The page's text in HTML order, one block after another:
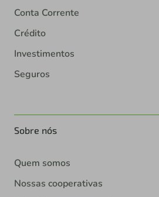
Conta Corrente
Crédito
Investimentos
Seguros
Sobre nós
Quem somos
Nossas cooperativas